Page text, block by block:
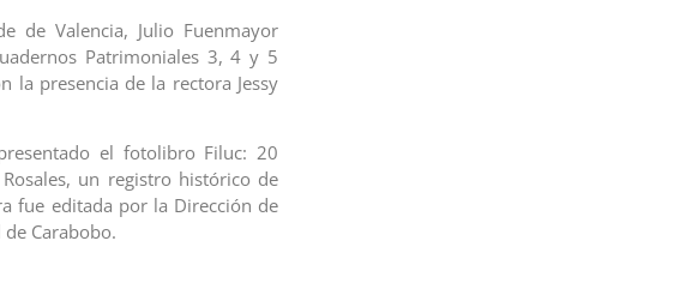
de Valencia, Julio Fuenmayor
Patrimoniales 3, 4 y 5
la presencia de la rectora Jessy
el fotolibro Filuc: 20
un registro histórico de
fue editada por la Dirección de
Carabobo.